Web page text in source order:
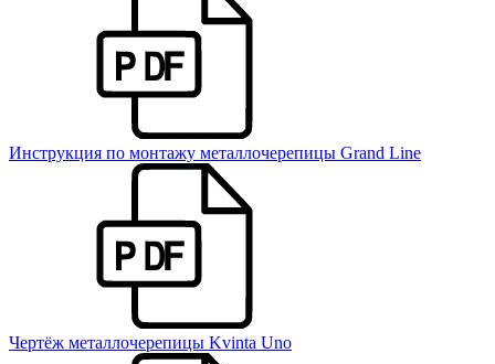
Инструкция по монтажу металлочерепицы Grand Line
Чертёж металлочерепицы Kvinta Uno